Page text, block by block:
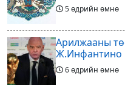
5 өдрийн өмнө
Арилжааны
Ж.Инфантино
6 өдрийн өмнө